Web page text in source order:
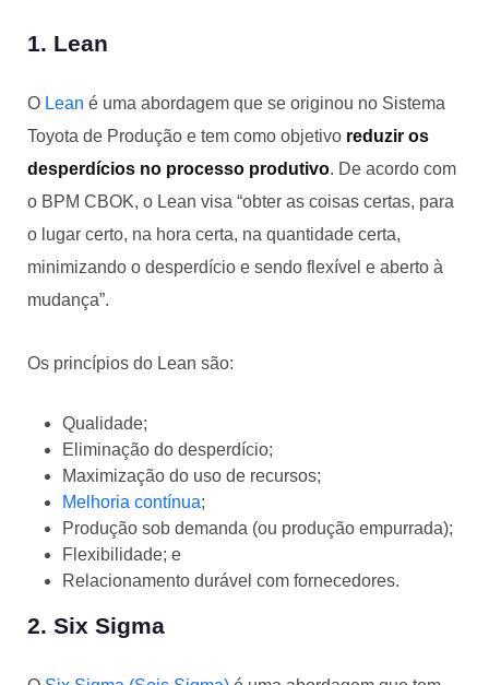
1. Lean
O Lean é uma abordagem que se originou no Sistema
Toyota de Produção e tem como objetivo reduzir os
desperdícios no processo produtivo. De acordo com
o BPM CBOK, o Lean visa “obter as coisas certas, para
o lugar certo, na hora certa, na quantidade certa,
minimizando o desperdício e sendo flexível e aberto à
mudança”.
Os princípios do Lean são:
Qualidade;
Eliminação do desperdício;
Maximização do uso de recursos;
Melhoria contínua;
Produção sob demanda (ou produção empurrada);
Flexibilidade; e
Relacionamento durável com fornecedores.
2. Six Sigma